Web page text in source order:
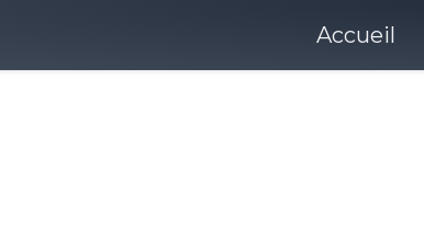
Accueil